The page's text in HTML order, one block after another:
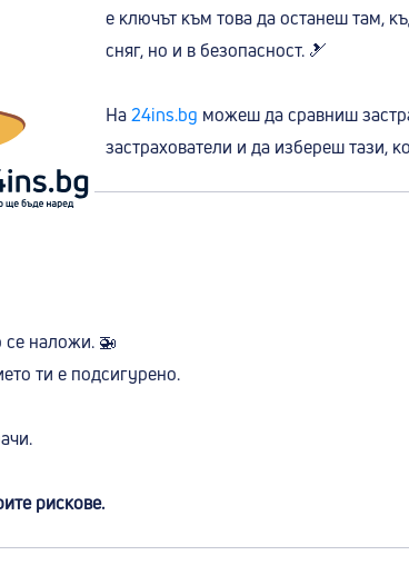
е ключът към това да останеш там,
сняг, но и в безопасност. 🎿
На24ins.bg можеш да сравниш
застрахователи и да избереш тази,
се наложи. 🚁
ти е подсигурено.
рискове.